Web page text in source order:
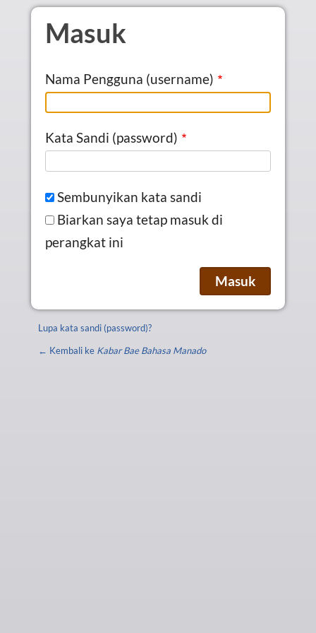
Skip to main content
Masuk
Nama Pengguna (username)
Kata Sandi (password)
Sembunyikan kata sandi
Biarkan saya tetap masuk di
perangkat ini
Lupa kata sandi (password)?
← Kembali ke Kabar Bae Bahasa Manado